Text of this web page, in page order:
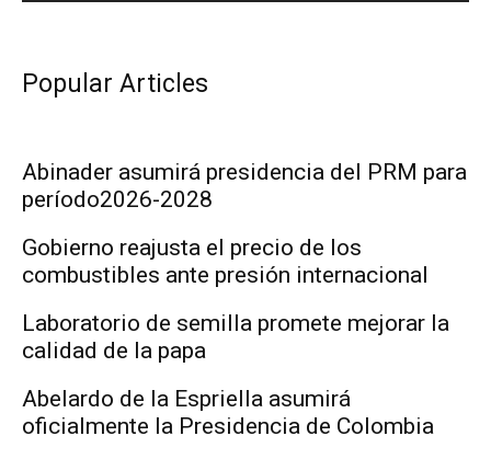
Popular Articles
Abinader asumirá presidencia del PRM para
período2026-2028
Gobierno reajusta el precio de los
combustibles ante presión internacional
Laboratorio de semilla promete mejorar la
calidad de la papa
Abelardo de la Espriella asumirá
oficialmente la Presidencia de Colombia